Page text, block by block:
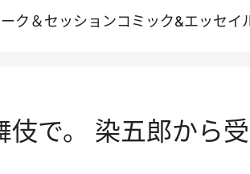
ーク＆セッションコミック&エッセイ
で。 染五郎から